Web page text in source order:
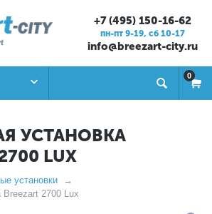
+7 (495) 150-16-62
пн-пт 9-19, cб 10-17
info@breezart-city.ru
0
УСТАНОВКА
LUX
установки
Breezart 2700 Lux